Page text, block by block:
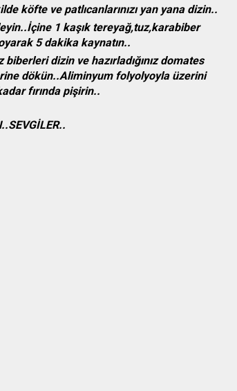
köfte ve patlıcanlarınızı yan yana dizin..
1 kaşık tereyağ,tuz,karabiber
5 dakika kaynatın..
dizin ve hazırladığınız domates
dökün..Aliminyum folyolyoyla üzerini
fırında pişirin..